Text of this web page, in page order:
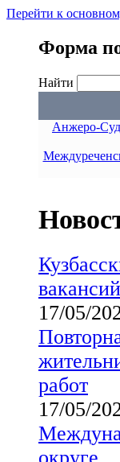
Перейти к
Форма
Найти
Анжеро-
вакансий
17/05/
работ
17/05/